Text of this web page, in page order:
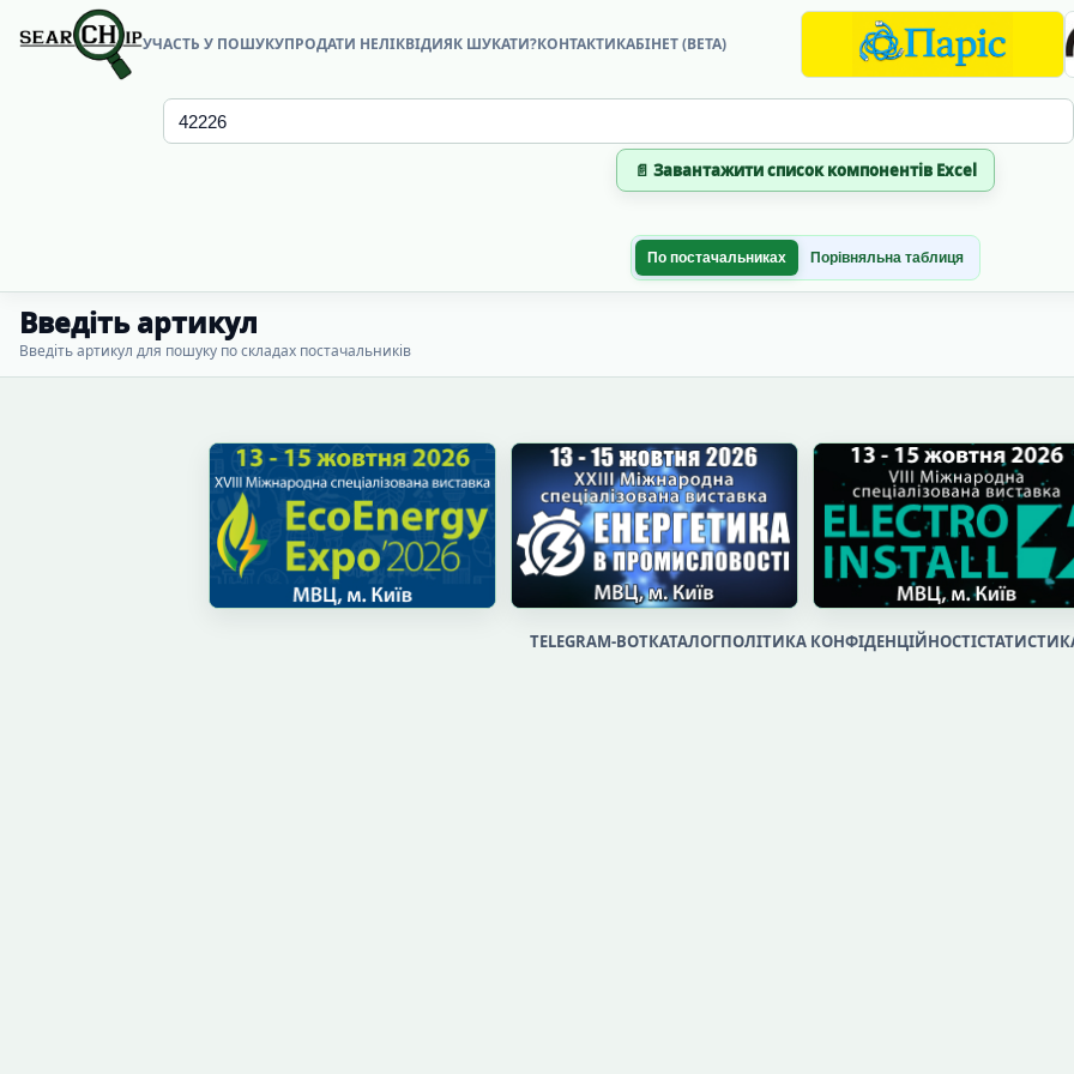
УЧАСТЬ У ПОШУКУПРОДАТИ НЕЛІКВІДИЯК ШУКАТИ?КОНТАКТИКАБІНЕТ (BETA)
📄 Завантажити список компонентів Excel
По постачальниках Порівняльна таблиця
Введіть артикул
Введіть артикул для пошуку по складах постачальників
TELEGRAM-BOTКАТАЛОГПОЛІТИКА КОНФІДЕНЦІЙНОСТІ